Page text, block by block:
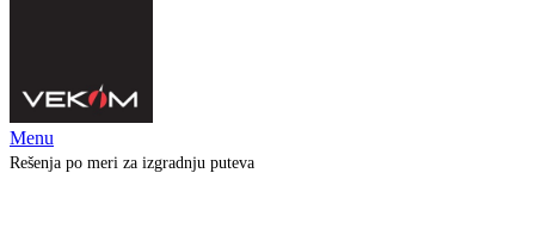
Menu
Rešenja po meri za izgradnju puteva